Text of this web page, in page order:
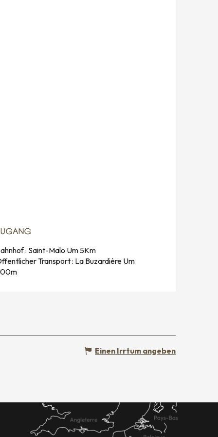
: Saint-Malo Um 5Km
Transport : La Buzardière Um
Einen Irrtum angeben